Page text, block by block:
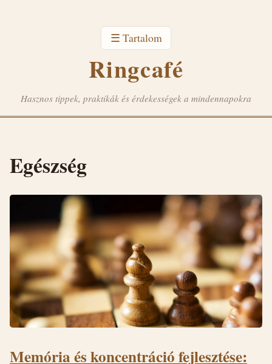
☰ Tartalom
Ringcafé
Hasznos tippek, praktikák és érdekességek a mindennapokra
Egészség
Memória és koncentráció fejlesztése: